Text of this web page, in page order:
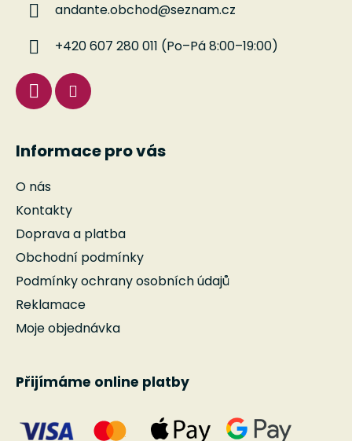
andante.obchod@seznam.cz
+420 607 280 011 (Po–Pá 8:00–19:00)
Informace pro vás
O nás
Kontakty
Doprava a platba
Obchodní podmínky
Podmínky ochrany osobních údajů
Reklamace
Moje objednávka
Přijímáme online platby